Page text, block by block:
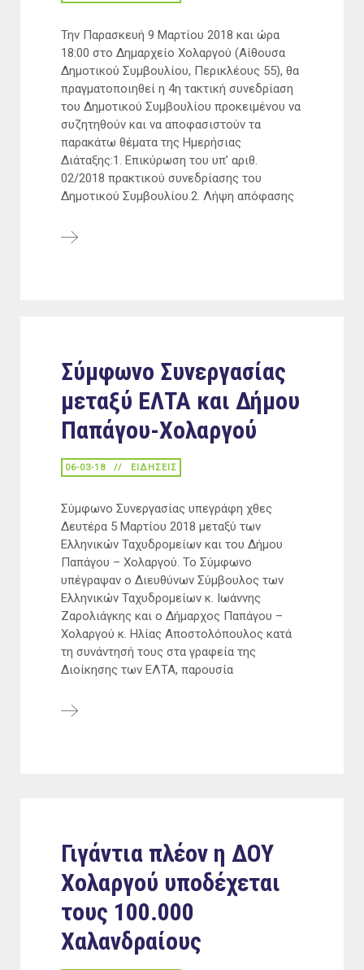
Την Παρασκευή 9 Μαρτίου 2018 και ώρα
18:00 στο Δημαρχείο Χολαργού (Αίθουσα
Δημοτικού Συμβουλίου, Περικλέους 55), θα
πραγματοποιηθεί η 4η τακτική συνεδρίαση
του Δημοτικού Συμβουλίου προκειμένου να
συζητηθούν και να αποφασιστούν τα
παρακάτω θέματα της Ημερήσιας
Διάταξης:1. Επικύρωση του υπ’ αριθ.
02/2018 πρακτικού συνεδρίασης του
Δημοτικού Συμβουλίου.2. Λήψη απόφασης
Σύμφωνο Συνεργασίας
μεταξύ ΕΛΤΑ και Δήμου
Παπάγου-Χολαργού
06-03-18 ΕΙΔΉΣΕΙΣ
Σύμφωνο Συνεργασίας υπεγράφη χθες
Δευτέρα 5 Μαρτίου 2018 μεταξύ των
Ελληνικών Ταχυδρομείων και του Δήμου
Παπάγου – Χολαργού. Το Σύμφωνο
υπέγραψαν ο Διευθύνων Σύμβουλος των
Ελληνικών Ταχυδρομείων κ. Ιωάννης
Ζαρολιάγκης και ο Δήμαρχος Παπάγου –
Χολαργού κ. Ηλίας Αποστολόπουλος κατά
τη συνάντησή τους στα γραφεία της
Διοίκησης των ΕΛΤΑ, παρουσία
Γιγάντια πλέον η ΔΟΥ
Χολαργού υποδέχεται
τους 100.000
Χαλανδραίους